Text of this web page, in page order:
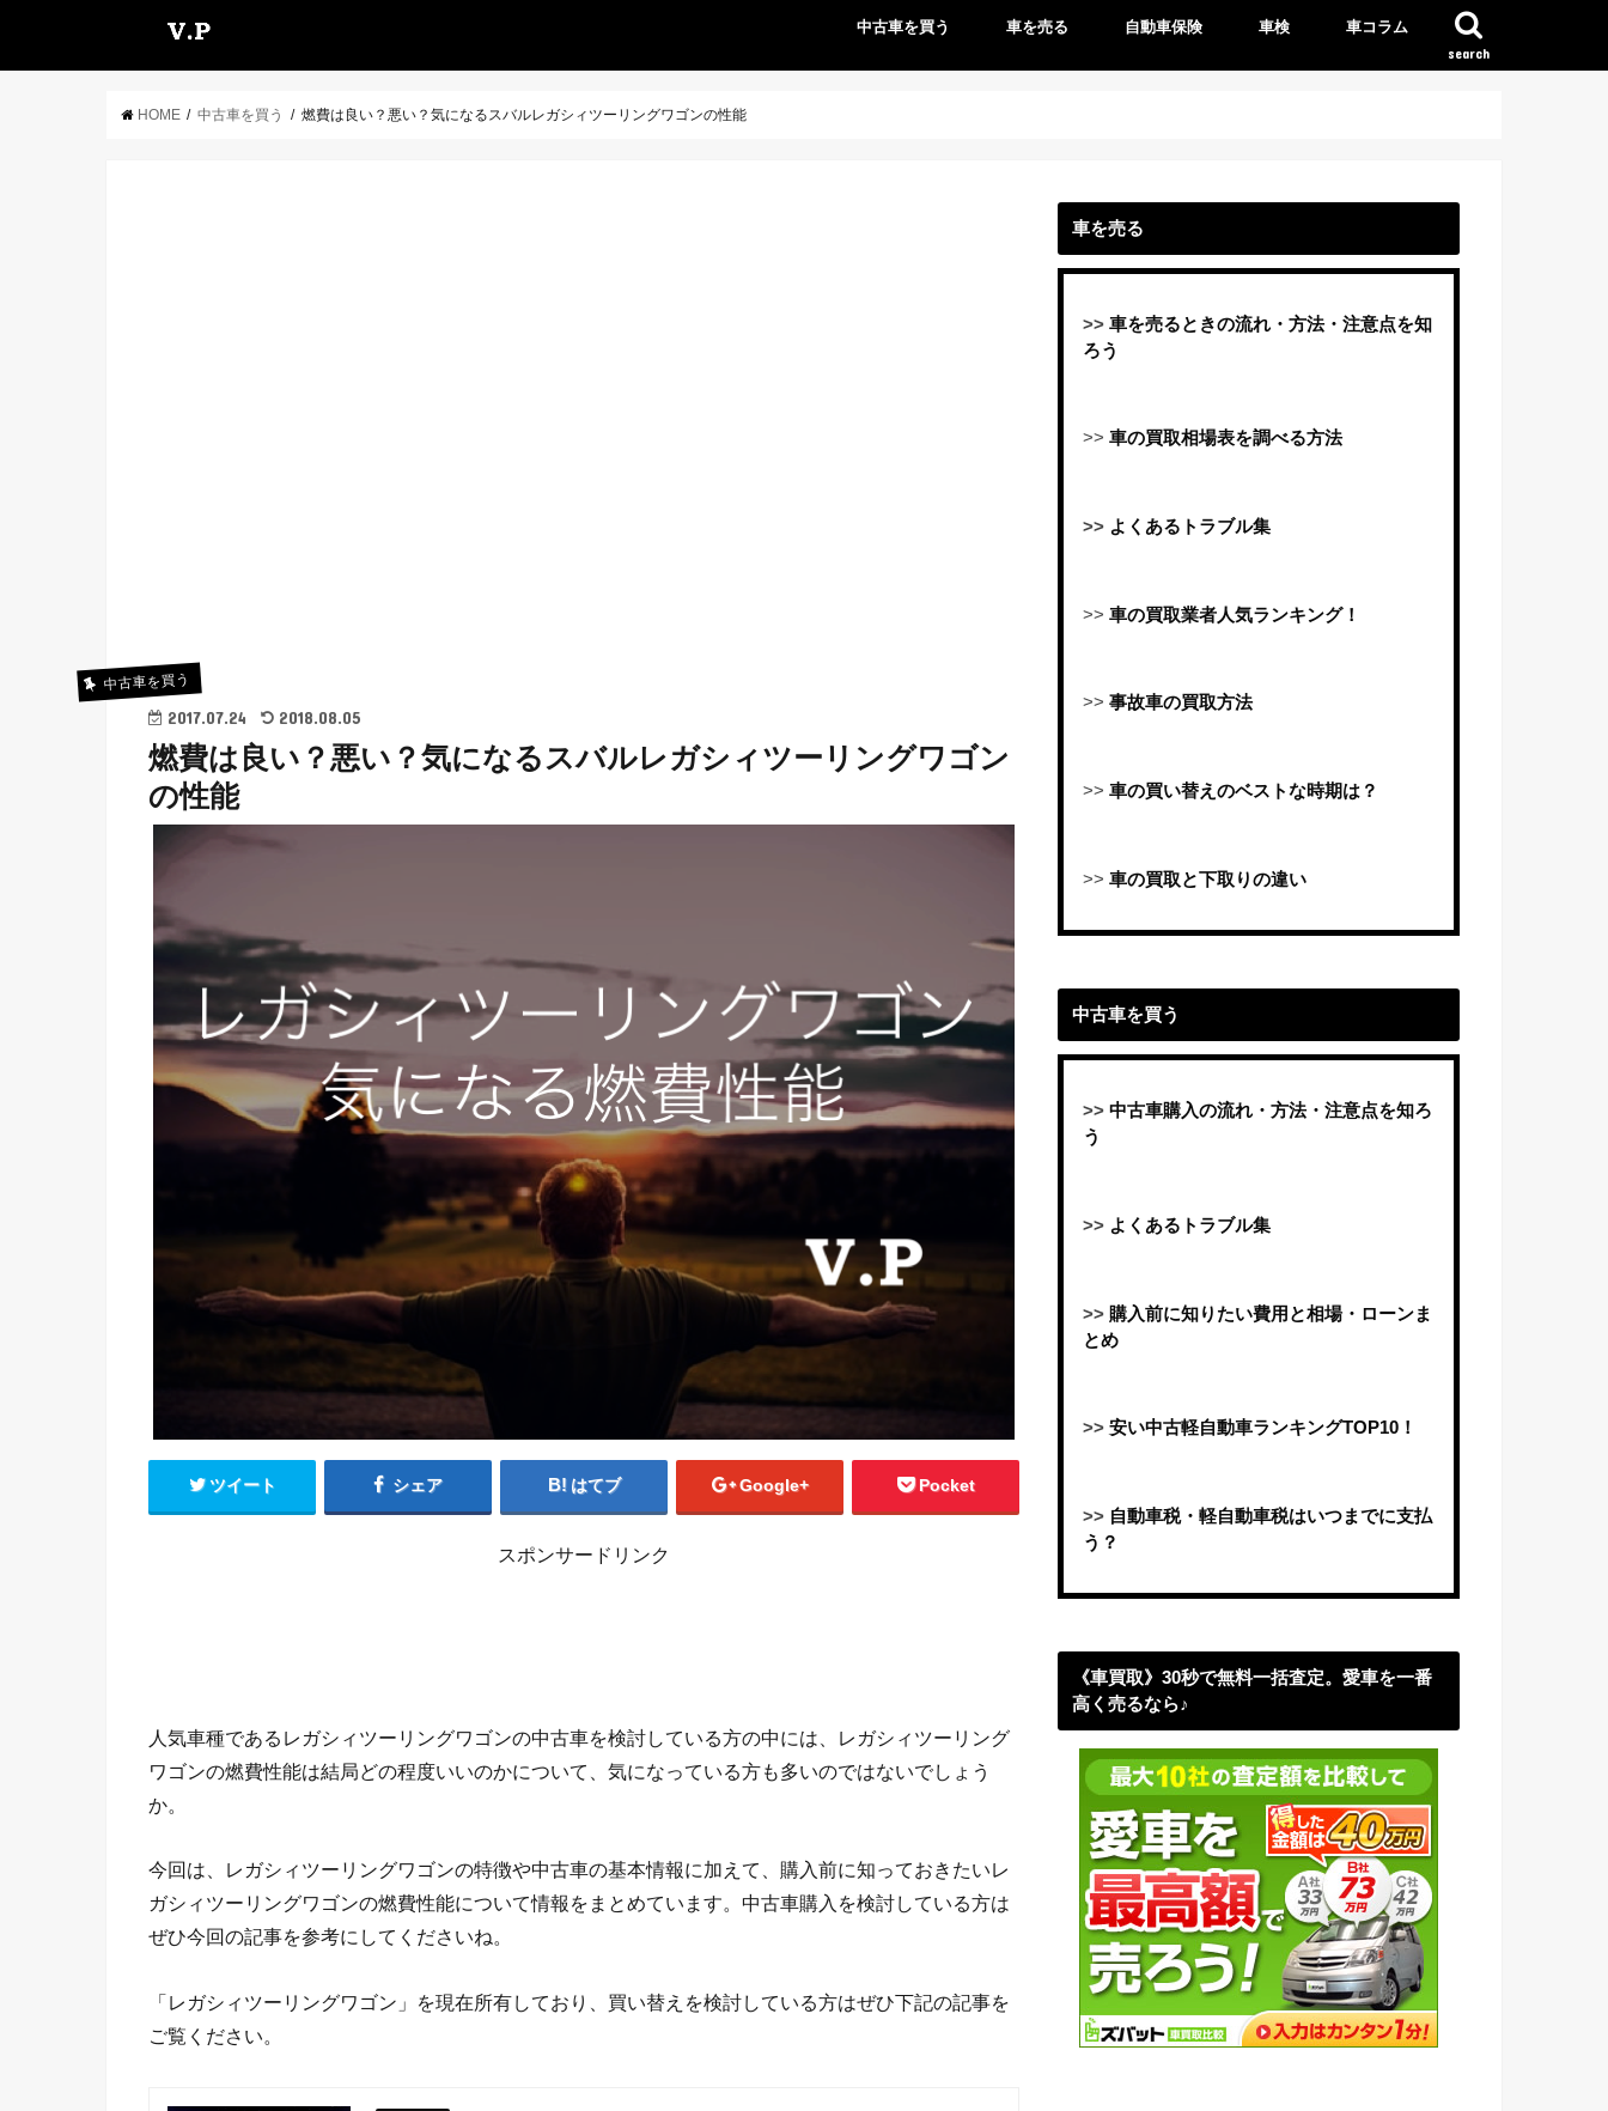
search
中古車を買う 車を売る 自動車保険 車検 車コラム
HOME 中古車を買う 燃費は良い？悪い？気になるスバルレガシィツーリングワゴンの性能
中古車を買う
2017.07.24 2018.08.05
燃費は良い？悪い？気になるスバルレガシィツーリングワゴン
の性能
ツイート シェア はてブ Google+ Pocket
スポンサードリンク
人気車種であるレガシィツーリングワゴンの中古車を検討している方の中には、レガシィツーリング
ワゴンの燃費性能は結局どの程度いいのかについて、気になっている方も多いのではないでしょう
か。
今回は、レガシィツーリングワゴンの特徴や中古車の基本情報に加えて、購入前に知っておきたいレ
ガシィツーリングワゴンの燃費性能について情報をまとめています。中古車購入を検討している方は
ぜひ今回の記事を参考にしてくださいね。
「レガシィツーリングワゴン」を現在所有しており、買い替えを検討している方はぜひ下記の記事を
ご覧ください。
車を売る
>> 車を売るときの流れ・方法・注意点を知
ろう
>> 車の買取相場表を調べる方法
>> よくあるトラブル集
>> 車の買取業者人気ランキング！
>> 事故車の買取方法
>> 車の買い替えのベストな時期は？
>> 車の買取と下取りの違い
中古車を買う
>> 中古車購入の流れ・方法・注意点を知ろ
う
>> よくあるトラブル集
>> 購入前に知りたい費用と相場・ローンま
とめ
>> 安い中古軽自動車ランキングTOP10！
>> 自動車税・軽自動車税はいつまでに支払
う？
《車買取》30秒で無料一括査定。愛車を一番
高く売るなら♪